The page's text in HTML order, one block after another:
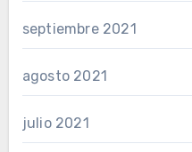
septiembre 2021
agosto 2021
julio 2021